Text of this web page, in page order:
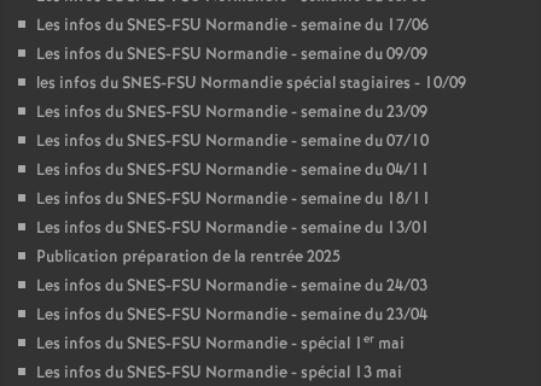
Les infos du SNES-FSU Normandie - semaine du 17/06
Les infos du SNES-FSU Normandie - semaine du 09/09
les infos du SNES-FSU Normandie spécial stagiaires - 10/09
Les infos du SNES-FSU Normandie - semaine du 23/09
Les infos du SNES-FSU Normandie - semaine du 07/10
Les infos du SNES-FSU Normandie - semaine du 04/11
Les infos du SNES-FSU Normandie - semaine du 18/11
Les infos du SNES-FSU Normandie - semaine du 13/01
Publication préparation de la rentrée 2025
Les infos du SNES-FSU Normandie - semaine du 24/03
Les infos du SNES-FSU Normandie - semaine du 23/04
Les infos du SNES-FSU Normandie - spécial 1 er mai
Les infos du SNES-FSU Normandie - spécial 13 mai